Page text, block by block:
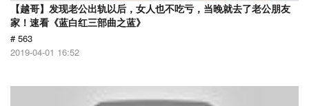
【越哥】发现老公出轨以后，女人也不吃亏，当晚就去了老公朋友
家！速看《蓝白红三部曲之蓝》
# 563
2019-04-01 16:52